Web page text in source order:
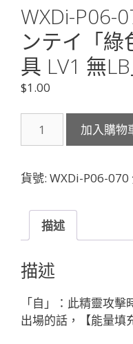
WXDi-
ンテイ「綠
具 LV1 無LB
$1.00
P06-
壱
公
遊
ウ
ン
テ
イ
「綠
色
加入購物
貨號: WXDi-P06-070
描述
描述
「自」：此精靈攻
出場的話，【能量填